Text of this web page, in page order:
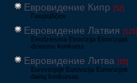
Евровидение Кипр [52]
Γιουροβίζιον
Евровидение Латвия [125]
Eirodziesma Eirovīzija Eirovīzijas
dziesmu konkurss
Евровидение Литва [65]
Eurovizijoje Eurovizija Eurovizijos
dainų konkursas